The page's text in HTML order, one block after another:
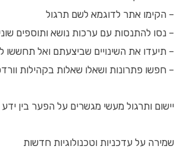
– הקימו אתר לדוגמא לשם תרגול
– נסו להתנסות עם ערכות נושא ותוספים
– תיעדו את השינויים שביצעתם ואל תחששו
– חפשו פתרונות ושאלו שאלות בקהילות
יישום ותרגול מעשי מגשרים על הפער בין ידע
שמירה על עדכניות וטכנולוגיות חדשות